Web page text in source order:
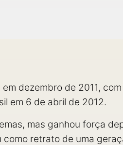
dezembro de 2011,
em 6 de abril de 2012.
mas ganhou força
retrato de uma